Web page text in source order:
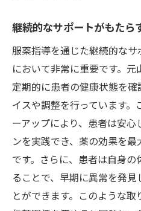
継続的なサポートがもたら
服薬指導を通じた継続的な
において非常に重要です。
定期的に患者の健康状態を
イスや調整を行っています
ーアップにより、患者は安心
ンを実践でき、薬の効果を
です。さらに、患者は自身
ることで、早期に異常を発
とができます。このような